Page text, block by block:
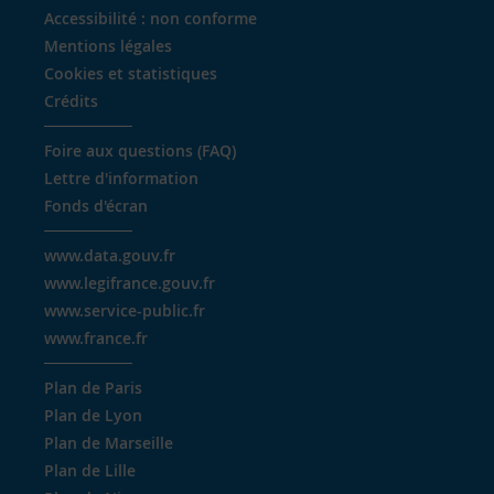
Accessibilité : non conforme
Mentions légales
Cookies et statistiques
Crédits
Foire aux questions (FAQ)
Lettre d'information
Fonds d'écran
www.data.gouv.fr
www.legifrance.gouv.fr
www.service-public.fr
www.france.fr
Plan de Paris
Plan de Lyon
Plan de Marseille
Plan de Lille